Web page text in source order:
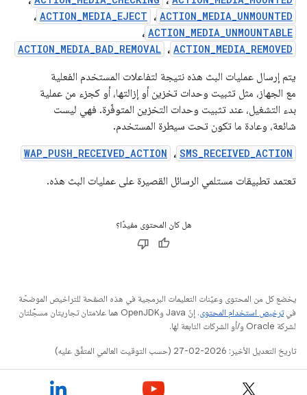
ACTION_MEDIA_UNMOUNTED ، ACTION_MEDIA_EJECT ،
ACTION_MEDIA_UNMOUNTABLE ،
ACTION_MEDIA_REMOVED ، ACTION_MEDIA_BAD_REMOVAL
يتم إرسال عمليات البث هذه نتيجة لتفاعلات المستخدم الفعلية
مع الجهاز، مثل تثبيت وحدات تخزين أو إزالتها، أو كجزء من عملية
بدء التشغيل، عند تثبيت وحدات التخزين المتوفّرة. فهي ليست
شائعة، وعادة ما تكون تحت سيطرة المستخدم.
SMS_RECEIVED_ACTION ، WAP_PUSH_RECEIVED_ACTION
تعتمد تطبيقات مستلمي الرسائل القصيرة على عمليات البث هذه.
هل كان المحتوى مفيدًا؟
يخضع كل من المحتوى وعيّنات التعليمات البرمجية في هذه الصفحة للتراخيص الموضحّة
فيترخيص استخدام المحتوى
. إنّ Java وOpenJDK هما علامتان تجاريتان مسجَّلتان
لشركة Oracle و/أو الشركات التابعة لها.
تاريخ التعديل الأخير: 2026-02-27 (حسب التوقيت العالمي المتفَّق عليه)